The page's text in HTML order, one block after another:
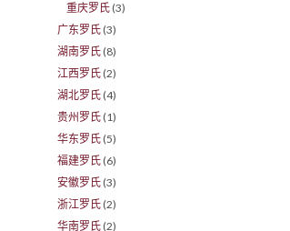
重庆罗氏 (3)
广东罗氏 (3)
湖南罗氏 (8)
江西罗氏 (2)
湖北罗氏 (4)
贵州罗氏 (1)
华东罗氏 (5)
福建罗氏 (6)
安徽罗氏 (3)
浙江罗氏 (2)
华南罗氏 (2)